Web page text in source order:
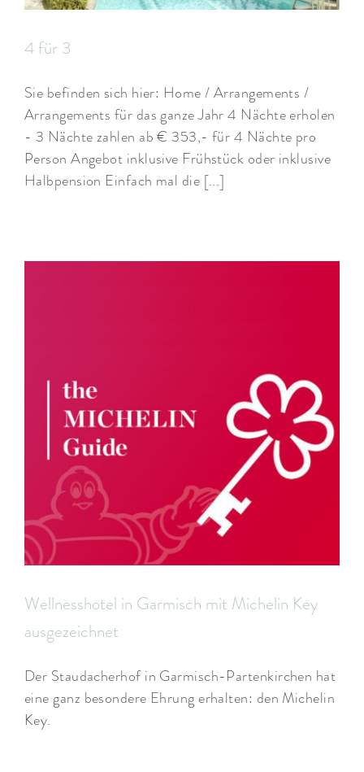
4 für 3
Sie befinden sich hier: Home / Arrangements /
Arrangements für das ganze Jahr 4 Nächte erholen
- 3 Nächte zahlen ab € 353,- für 4 Nächte pro
Person Angebot inklusive Frühstück oder inklusive
Halbpension Einfach mal die [...]
Wellnesshotel in Garmisch mit Michelin Key
ausgezeichnet
Der Staudacherhof in Garmisch-Partenkirchen hat
eine ganz besondere Ehrung erhalten: den Michelin
Key.